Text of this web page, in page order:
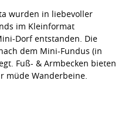
wurden in liebevoller
im Kleinformat
Dorf entstanden. Die
dem Mini-Fundus (in
Fuß- & Armbecken bieten
müde Wanderbeine.